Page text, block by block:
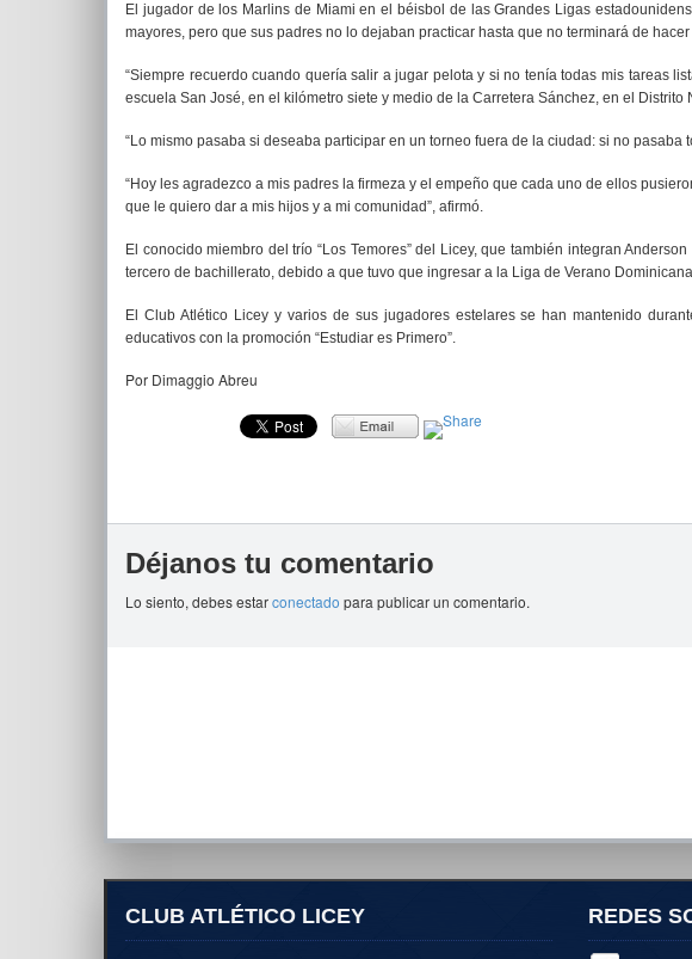
El jugador de los Marlins de Miami en el béisbol de las Grandes Ligas
mayores, pero que sus padres no lo dejaban practicar hasta que no terminará de
“Siempre recuerdo cuando quería salir a jugar pelota y si no tenía todas mis tareas
escuela San José, en el kilómetro siete y medio de la Carretera Sánchez, en el
“Lo mismo pasaba si deseaba participar en un torneo fuera de la ciudad: si no pasaba
“Hoy les agradezco a mis padres la firmeza y el empeño que cada uno de ellos
que le quiero dar a mis hijos y a mi comunidad”, afirmó.
El conocido miembro del trío “Los Temores” del Licey, que también integran
tercero de bachillerato, debido a que tuvo que ingresar a la Liga de Verano
El Club Atlético Licey y varios de sus jugadores estelares se han mantenido
educativos con la promoción “Estudiar es Primero”.
Por Dimaggio Abreu
Déjanos tu comentario
Lo siento, debes estarconectado para publicar un comentario.
CLUB ATLÉTICO LICEY REDES